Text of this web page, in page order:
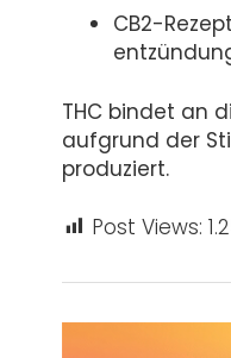
CB2-
THC bindet an
aufgrund der
produziert.
Post Views: